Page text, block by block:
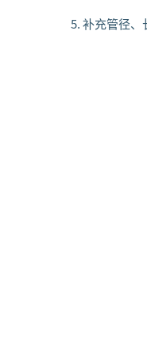
补充管径、